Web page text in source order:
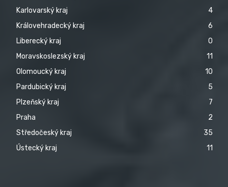
Karlovarský kraj
4
Královehradecký kraj
6
Liberecký kraj
0
Moravskoslezský kraj
11
Olomoucký kraj
10
Pardubický kraj
5
Plzeňský kraj
7
Praha
2
Středočeský kraj
35
Ústecký kraj
11